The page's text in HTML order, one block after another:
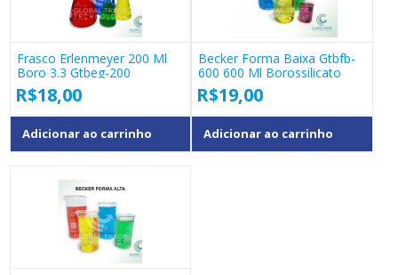
Frasco Erlenmeyer 200 Ml
Boro 3.3 Gtbeg-200
R$18,00
Adicionar ao carrinho
Becker Forma Baixa Gtbfb-
600 600 Ml Borossilicato
R$19,00
Adicionar ao carrinho